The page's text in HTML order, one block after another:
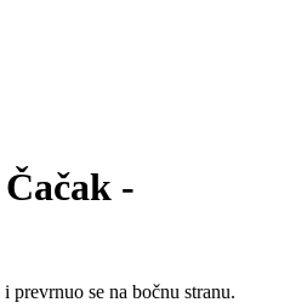
-
prevrnuo se na bočnu stranu.